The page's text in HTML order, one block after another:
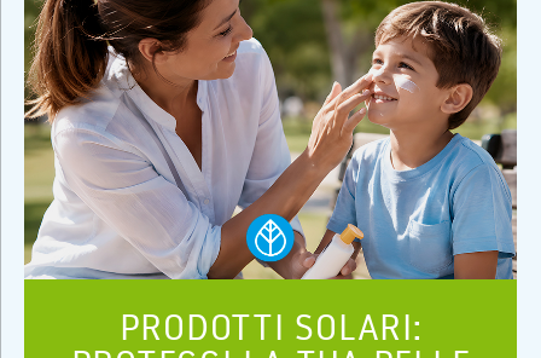
PRODOTTI SOLARI: